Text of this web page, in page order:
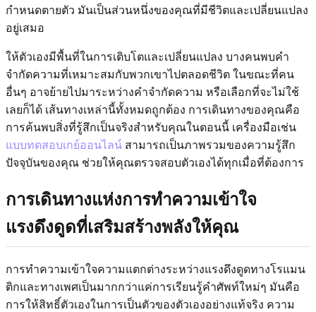
กำหนดตายตัว มันเป็นส่วนหนึ่งของคุณที่มีชีวิตและเปลี่ยนแปลง
อยู่เสมอ
ให้ตัวเองมีพื้นที่ในการเติบโตและเปลี่ยนแปลง บางคนพบคำ
จำกัดความที่เหมาะสมกับพวกเขาไปตลอดชีวิต ในขณะที่คน
อื่นๆ อาจย้ายไปมาระหว่างคำจำกัดความ หรือเลือกที่จะไม่ใช้
เลยก็ได้ เส้นทางเหล่านี้ทั้งหมดถูกต้อง การเดินทางของคุณคือ
การค้นพบสิ่งที่รู้สึกเป็นจริงสำหรับคุณในตอนนี้ เครื่องมือเช่น
แบบทดสอบเกย์ออนไลน์ สามารถเป็นภาพรวมของความรู้สึก
ปัจจุบันของคุณ ช่วยให้คุณตรวจสอบตัวเองได้ทุกเมื่อที่ต้องการ
การเดินทางแห่งการทำความเข้าใจ
แรงดึงดูดที่เสริมสร้างพลังให้คุณ
การทำความเข้าใจความแตกต่างระหว่างแรงดึงดูดทางโรแมน
ติกและทางเพศเป็นมากกว่าแค่การเรียนรู้คำศัพท์ใหม่ๆ มันคือ
การให้สิทธิ์ตัวเองในการเป็นตัวของตัวเองอย่างแท้จริง ความ